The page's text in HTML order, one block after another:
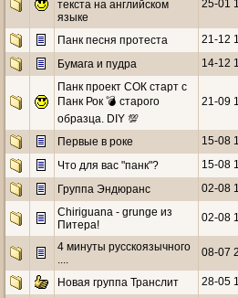
текста на английском
языке
25-01
Панк песня протеста 21-12
Бумага и пудра
14-12
Панк проект СОК старт с
Панк Рок 💣 старого
образца. DIY 💯
21-09
Первые в роке 15-08
Что для вас "панк"?
15-08
Группа Эндюранс
02-08
Chiriguana - grunge из
Питера!
02-08
4 минуты русскоязычного
....
08-07
Новая группа Транслит 28-05